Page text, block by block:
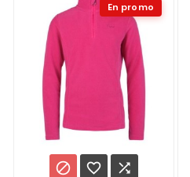
En promo
  